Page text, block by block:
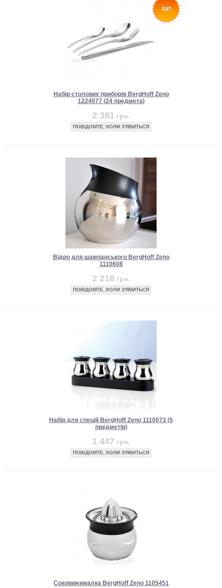
Набір столових приборів BergHoff Zeno
1224077 (24 предмета)
2 381 грн.
ПОВІДОМТЕ, КОЛИ З'ЯВИТЬСЯ
Відро для шампанського BergHoff Zeno
1110608
2 218 грн.
ПОВІДОМТЕ, КОЛИ З'ЯВИТЬСЯ
Набір для спецій BergHoff Zeno 1110073 (5
предметів)
1 447 грн.
ПОВІДОМТЕ, КОЛИ З'ЯВИТЬСЯ
Соковижималка BergHoff Zeno 1105451